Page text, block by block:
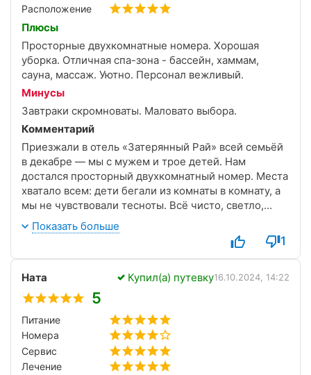
Расположение
Плюсы
Просторные двухкомнатные номера. Хорошая
уборка. Отличная спа-зона - бассейн, хаммам,
сауна, массаж. Уютно. Персонал вежливый.
Минусы
Завтраки скромноваты. Маловато выбора.
Комментарий
Приезжали в отель «Затерянный Рай» всей семьёй
в декабре — мы с мужем и трое детей. Нам
достался просторный двухкомнатный номер. Места
хватало всем: дети бегали из комнаты в комнату, а
мы не чувствовали тесноты. Всё чисто, светло,
мебель удобная, сантехника новая. Уборка
ежедневная и очень тщательная. Не пожалуешься)
Бассейн просторный, вода тёплая, хаммам и сауна
чистейшие, всё работает исправно.
Завтраки, правда, скромноватые для такого уровня
отеля. Тем не менее, голодными не оставались.
Спасибо всему коллективу за заботу и тёплый
приём!
Показать больше
1
Ната Купил(а) путевку16.10.2024, 14:22
5
Питание
Номера
Сервис
Лечение